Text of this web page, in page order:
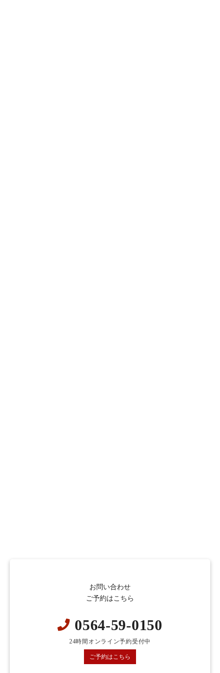
お問い合わせ
ご予約はこちら
0564-59-0150
24時間オンライン予約受付中
ご予約はこちら